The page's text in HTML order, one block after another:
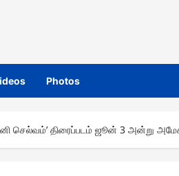
Photos
செல்வம்’ திரைப்படம் ஜூன் 3 அன்று